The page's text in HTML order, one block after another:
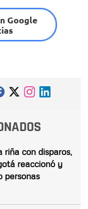
Google
riña con disparos,
reaccionó y
personas